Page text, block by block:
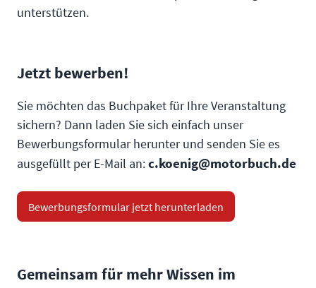
unterstützen.
Jetzt bewerben!
Sie möchten das Buchpaket für Ihre Veranstaltung
sichern? Dann laden Sie sich einfach unser
Bewerbungsformular herunter und senden Sie es
ausgefüllt per E-Mail an:c.koenig@motorbuch.de
Bewerbungsformular jetzt herunterladen
Gemeinsam für mehr Wissen im